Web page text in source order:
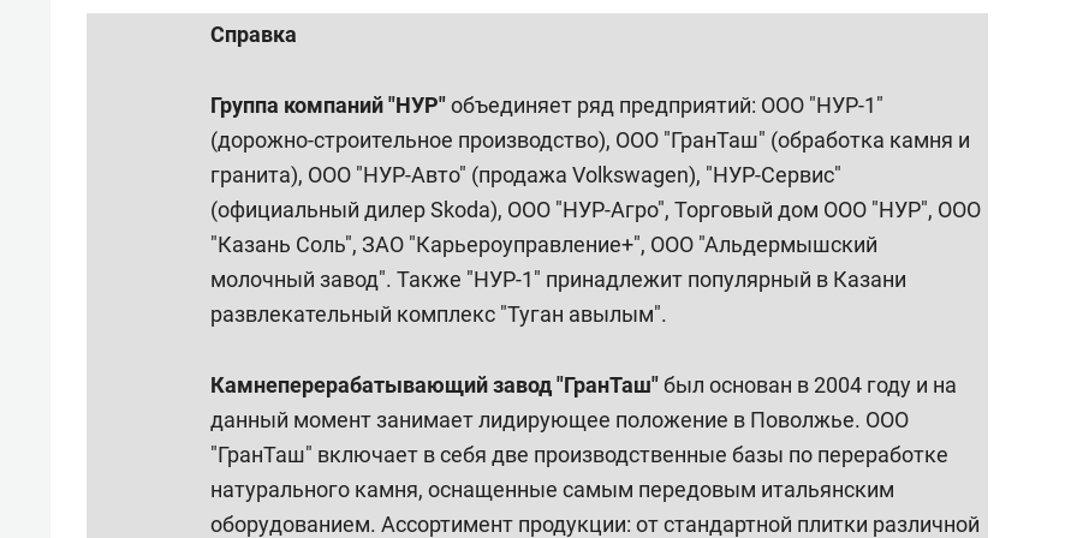
Справка
Группа компаний "НУР"объединяет ряд предприятий: ООО "НУР-1"
(дорожно-строительное производство), ООО "ГранТаш" (обработка камня и
гранита), ООО "НУР-Авто" (продажа Volkswagen), "НУР-Сервис"
(официальный дилер Skoda), ООО "НУР-Агро", Торговый дом ООО "НУР", ООО
"Казань Соль", ЗАО "Карьероуправление+", ООО "Альдермышский
молочный завод". Также "НУР-1" принадлежит популярный в Казани
развлекательный комплекс "Туган авылым".
Камнеперерабатывающий завод "ГранТаш"был основан в 2004 году и на
данный момент занимает лидирующее положение в Поволжье. ООО
"ГранТаш" включает в себя две производственные базы по переработке
натурального камня, оснащенные самым передовым итальянским
оборудованием. Ассортимент продукции: от стандартной плитки различной